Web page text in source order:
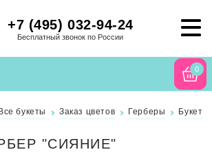
+7 (495) 032-94-24
Бесплатный звонок по России
0
букеты Заказ цветов Герберы Букет
"СИЯНИЕ"